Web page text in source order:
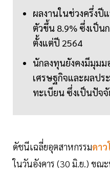
ผลงานในช่วงครึ่งปี
ตัวขึ้น 8.9% ซึ่งเป็
ตั้งแต่ปี 2564
นักลงทุนยังคงมีมุมม
เศรษฐกิจและผลป
ทะเบียน ซึ่งเป็นปัจ
ดัชนีเฉลี่ยอุตสาหกรรมดาว
ในวันอังคาร (30 มิ.ย.) ขณ